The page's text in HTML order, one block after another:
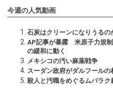
今週の人気動画
石炭はクリーンになりうるの
AP記事が暴露 米原子力規
の緩和に動く
メキシコの汚い麻薬戦争
スーダン政府がダルフール
殺人と汚職をめぐるムバラク